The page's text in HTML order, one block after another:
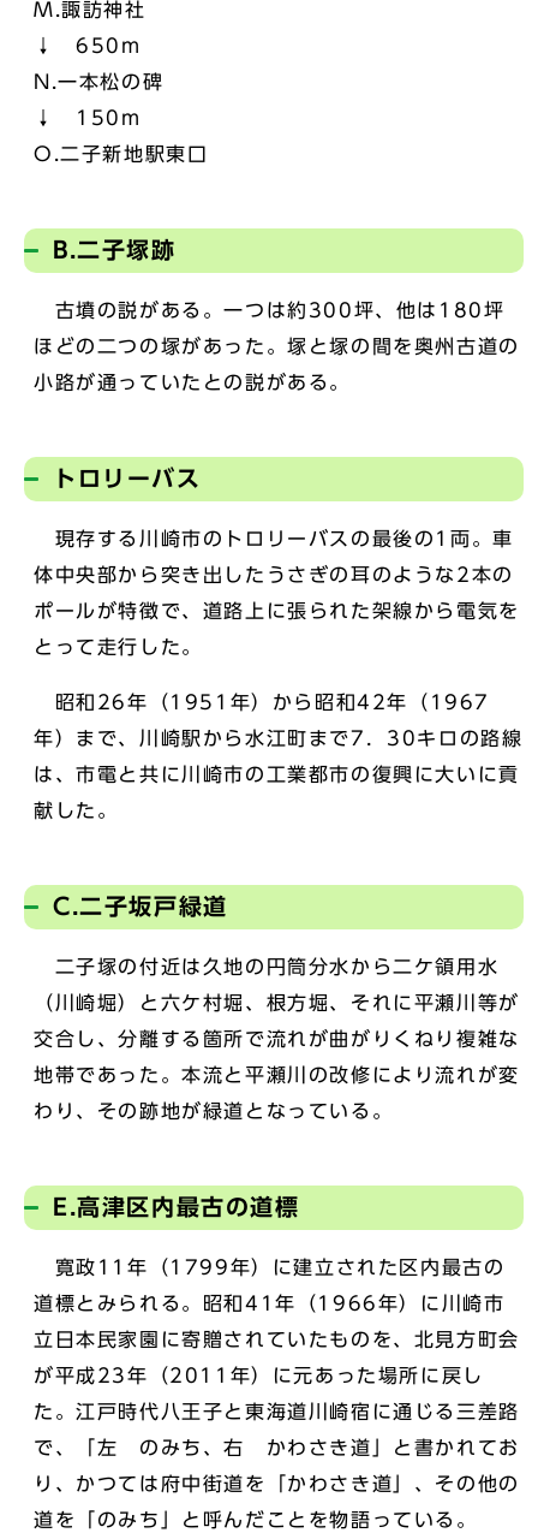
M.諏訪神社
↓ 650m
N.一本松の碑
↓ 150m
O.二子新地駅東口
B.二子塚跡
古墳の説がある。一つは約300坪、他は180坪
ほどの二つの塚があった。塚と塚の間を奥州古道の
小路が通っていたとの説がある。
トロリーバス
現存する川崎市のトロリーバスの最後の1両。車
体中央部から突き出したうさぎの耳のような2本の
ポールが特徴で、道路上に張られた架線から電気を
とって走行した。
昭和26年（1951年）から昭和42年（1967
年）まで、川崎駅から水江町まで7．30キロの路線
は、市電と共に川崎市の工業都市の復興に大いに貢
献した。
C.二子坂戸緑道
二子塚の付近は久地の円筒分水から二ケ領用水
（川崎堀）と六ケ村堀、根方堀、それに平瀬川等が
交合し、分離する箇所で流れが曲がりくねり複雑な
地帯であった。本流と平瀬川の改修により流れが変
わり、その跡地が緑道となっている。
E.高津区内最古の道標
寛政11年（1799年）に建立された区内最古の
道標とみられる。昭和41年（1966年）に川崎市
立日本民家園に寄贈されていたものを、北見方町会
が平成23年（2011年）に元あった場所に戻し
た。江戸時代八王子と東海道川崎宿に通じる三差路
で、「左 のみち、右 かわさき道」と書かれてお
り、かつては府中街道を「かわさき道」、その他の
道を「のみち」と呼んだことを物語っている。